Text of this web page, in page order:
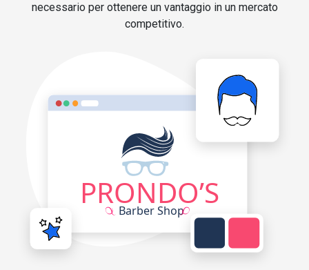
necessario per ottenere un vantaggio in un mercato
competitivo.